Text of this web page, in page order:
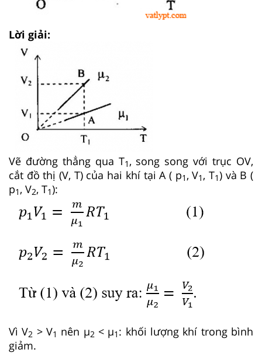
Lời giải:
Vẽ đường thẳng qua T1 , song song với trục OV,
cắt đồ thị (V, T) của hai khí tại A ( p1 , V1, T1) và B (
p1 , V2, T1):
Vì V2 > V1 nên μ2 < μ1 : khối lượng khí trong bình
giảm.